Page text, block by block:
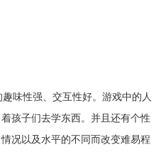
味性强、交互性好。游戏中的人
孩子们去学东西。并且还有个性
况以及水平的不同而改变难易程